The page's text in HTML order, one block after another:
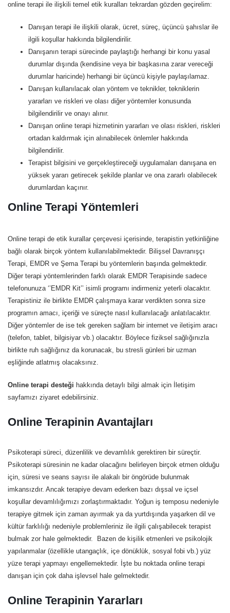
online terapi ile ilişkili temel etik kuralları tekrardan gözden geçirelim:
Danışan terapi ile ilişkili olarak, ücret, süreç, üçüncü şahıslar ile
ilgili koşullar hakkında bilgilendirilir.
Danışanın terapi sürecinde paylaştığı herhangi bir konu yasal
durumlar dışında (kendisine veya bir başkasına zarar vereceği
durumlar haricinde) herhangi bir üçüncü kişiyle paylaşılamaz.
Danışan kullanılacak olan yöntem ve teknikler, tekniklerin
yararları ve riskleri ve olası diğer yöntemler konusunda
bilgilendirilir ve onayı alınır.
Danışan online terapi hizmetinin yararları ve olası riskleri, riskleri
ortadan kaldırmak için alınabilecek önlemler hakkında
bilgilendirilir.
Terapist bilgisini ve gerçekleştireceği uygulamaları danışana en
yüksek yararı getirecek şekilde planlar ve ona zararlı olabilecek
durumlardan kaçınır.
Online Terapi Yöntemleri
Online terapi de etik kurallar çerçevesi içerisinde, terapistin yetkinliğine
bağlı olarak birçok yöntem kullanılabilmektedir. Bilişsel Davranışçı
Terapi, EMDR ve Şema Terapi bu yöntemlerin başında gelmektedir.
Diğer terapi yöntemlerinden farklı olarak EMDR Terapisinde sadece
telefonunuza ‘’EMDR Kit’’ isimli programı indirmeniz yeterli olacaktır.
Terapistiniz ile birlikte EMDR çalışmaya karar verdikten sonra size
programın amacı, içeriği ve süreçte nasıl kullanılacağı anlatılacaktır.
Diğer yöntemler de ise tek gereken sağlam bir internet ve iletişim aracı
(telefon, tablet, bilgisiyar vb.) olacaktır. Böylece fiziksel sağlığınızla
birlikte ruh sağlığınız da korunacak, bu stresli günleri bir uzman
eşliğinde atlatmış olacaksınız.
Online terapi desteği hakkında detaylı bilgi almak için İletişim
sayfamızı ziyaret edebilirsiniz.
Online Terapinin Avantajları
Psikoterapi süreci, düzenlilik ve devamlılık gerektiren bir süreçtir.
Psikoterapi süresinin ne kadar olacağını belirleyen birçok etmen olduğu
için, süresi ve seans sayısı ile alakalı bir öngörüde bulunmak
imkansızdır. Ancak terapiye devam ederken bazı dışsal ve içsel
koşullar devamlılığımızı zorlaştırmaktadır. Yoğun iş temposu nedeniyle
terapiye gitmek için zaman ayırmak ya da yurtdışında yaşarken dil ve
kültür farklılığı nedeniyle problemleriniz ile ilgili çalışabilecek terapist
bulmak zor hale gelmektedir. Bazen de kişilik etmenleri ve psikolojik
yapılanmalar (özellikle utangaçlık, içe dönüklük, sosyal fobi vb.) yüz
yüze terapi yapmayı engellemektedir. İşte bu noktada online terapi
danışan için çok daha işlevsel hale gelmektedir.
Online Terapinin Yararları